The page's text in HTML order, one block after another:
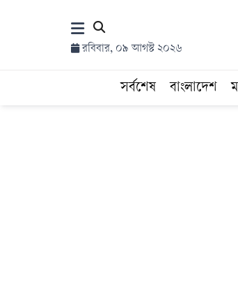
রবিবার, ০৯ আগস্ট ২০২৬
সর্বশেষ বাংলাদেশ